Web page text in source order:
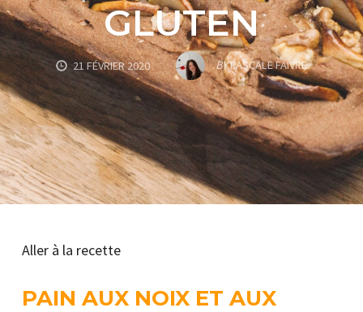
GLUTEN
21 FÉVRIER 2020 BYPASCALE FAIVRE
Aller à la recette
PAIN AUX NOIX ET AUX